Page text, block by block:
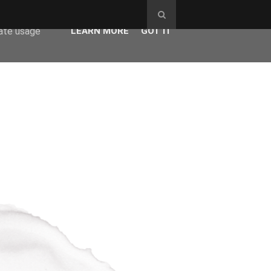
agent
usage
LEARN MORE GOT IT